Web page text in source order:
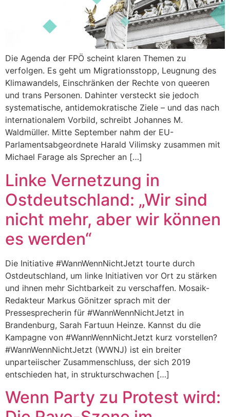
Die Agenda der FPÖ scheint klaren Themen zu
verfolgen. Es geht um Migrationsstopp, Leugnung des
Klimawandels, Einschränken der Rechte von queeren
und trans Personen. Dahinter versteckt sie jedoch
systematische, antidemokratische Ziele – und das nach
internationalem Vorbild, schreibt Johannes M.
Waldmüller. Mitte September nahm der EU-
Parlamentsabgeordnete Harald Vilimsky zusammen mit
Michael Farage als Sprecher an […]
Linke Vernetzung in
Ostdeutschland: „Wir sind
nicht mehr, aber wir können
es werden“
Die Initiative #WannWennNichtJetzt tourte durch
Ostdeutschland, um linke Initiativen vor Ort zu stärken
und ihnen mehr Sichtbarkeit zu verschaffen. Mosaik-
Redakteur Markus Gönitzer sprach mit der
Pressesprecherin für #WannWennNichtJetzt in
Brandenburg, Sarah Fartuun Heinze. Kannst du die
Kampagne von #WannWennNichtJetzt kurz vorstellen?
#WannWennNichtJetzt (WWNJ) ist ein breiter
unparteiischer Zusammenschluss, der sich 2019
entschieden hat, in strukturschwachen […]
Wenn Party zu Protest wird: